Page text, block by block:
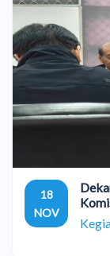
18
NOV